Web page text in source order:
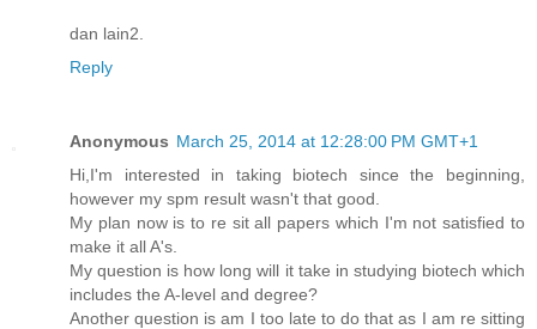
dan lain2.
Reply
Anonymous March 25, 2014 at 12:28:00 PM GMT+1
Hi,I'm interested in taking biotech since the beginning,
however my spm result wasn't that good.
My plan now is to re sit all papers which I'm not satisfied to
make it all A's.
My question is how long will it take in studying biotech which
includes the A-level and degree?
Another question is am I too late to do that as I am re sitting